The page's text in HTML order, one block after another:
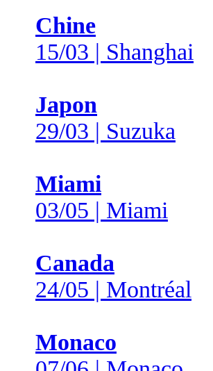
Chine
15/03 | Shanghai
Japon
29/03 | Suzuka
Miami
03/05 | Miami
Canada
24/05 | Montréal
Monaco